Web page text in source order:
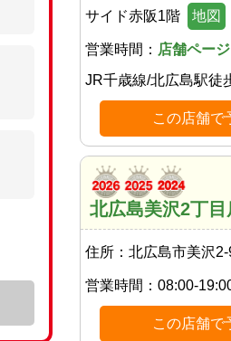
サイド赤阪1階
地図
営業時間： 店舗ペー
JR千歳線/北広島駅徒
この店舗で
北広島美沢2丁目
住所： 北広島市美沢
営業時間： 08:00-
この店舗で